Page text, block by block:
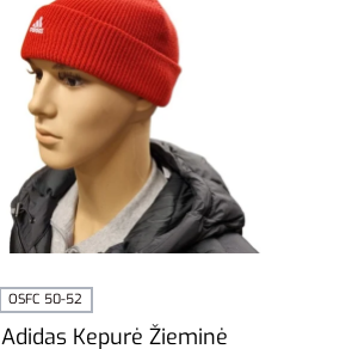
OSFC 50-52
Adidas Kepurė Žieminė